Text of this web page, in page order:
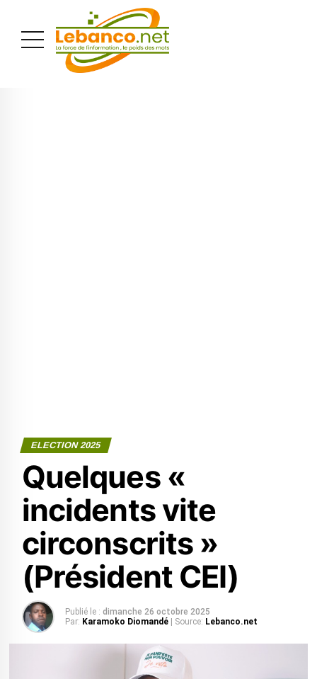
ELECTION 2025
Quelques «
incidents vite
circonscrits »
(Président CEI)
Publié le : dimanche 26 octobre 2025
Par: Karamoko Diomandé | Source: Lebanco.net